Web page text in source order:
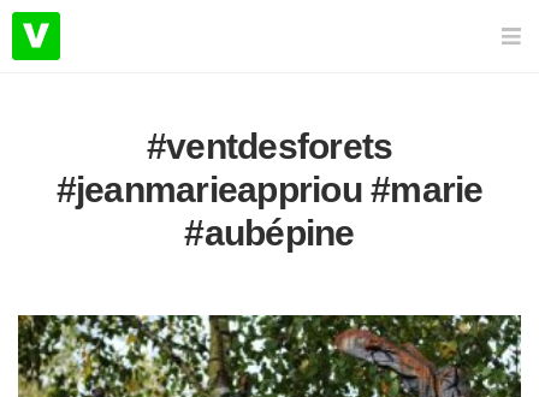
#ventdesforets
#jeanmarieappriou #marie
#aubépine